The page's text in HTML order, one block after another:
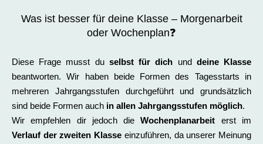
Was ist besser für deine Klasse – Morgenarbeit
oder Wochenplan❓
Diese Frage musst du selbst für dich und deine Klasse
beantworten. Wir haben beide Formen des Tagesstarts in
mehreren Jahrgangsstufen durchgeführt und grundsätzlich
sind beide Formen auch in allen Jahrgangsstufen möglich.
Wir empfehlen dir jedoch dieWochenplanarbeit erst im
Verlauf der zweiten Klasse einzuführen, da unserer Meinung